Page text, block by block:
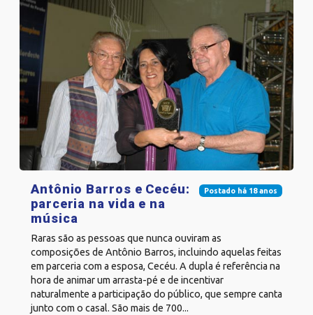
Postado há 18 anos
Antônio Barros e Cecéu:
parceria na vida e na
música
Raras são as pessoas que nunca ouviram as
composições de Antônio Barros, incluindo aquelas feitas
em parceria com a esposa, Cecéu. A dupla é referência na
hora de animar um arrasta-pé e de incentivar
naturalmente a participação do público, que sempre canta
junto com o casal. São mais de 700...